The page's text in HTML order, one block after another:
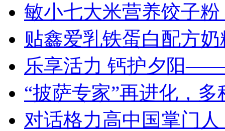
敏小七大米营养饺子
贴鑫爱乳铁蛋白配方
乐享活力 钙护夕阳
“披萨专家”再进化，
对话格力高中国掌门